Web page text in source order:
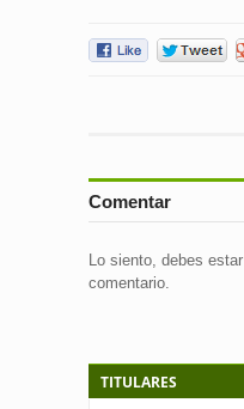
Comentar
Lo siento, debes estar
comentario.
TITULARES